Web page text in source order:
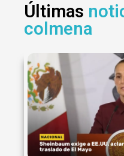
Últimas
colmena